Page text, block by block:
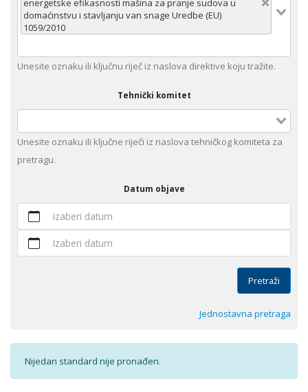
energetske efikasnosti mašina za pranje sudova u
domaćinstvu i stavljanju van snage Uredbe (EU)
1059/2010
Unеsitе oznaku ili klјučnu rijеč iz nаslоvа dirеktivе kојu trаžitе.
Tehnički komitet
Unesite оznaku ili ključne riječi iz naslova tehničkog komiteta za
pretragu.
Datum objave
Izaberi datum
Izaberi datum
Pretraži
Jednostavna pretraga
Nijedan standard nije pronađen.